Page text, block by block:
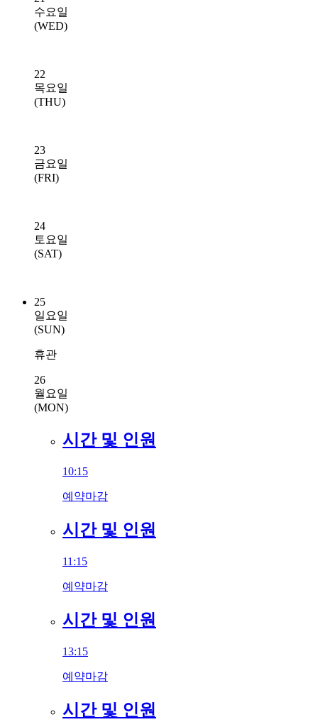
수요일
(WED)
22
목요일
(THU)
23
금요일
(FRI)
24
토요일
(SAT)
25
일요일
(SUN)
휴관
26
월요일
(MON)
시간 및 인원
10:15
예약마감
시간 및 인원
11:15
예약마감
시간 및 인원
13:15
예약마감
시간 및 인원